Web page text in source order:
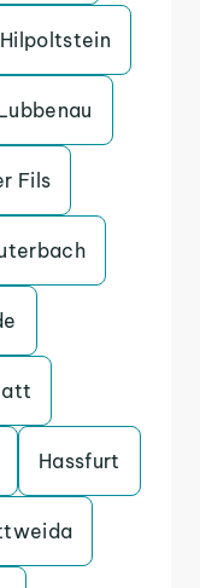
Hilpoltstein
Fils
Hassfurt